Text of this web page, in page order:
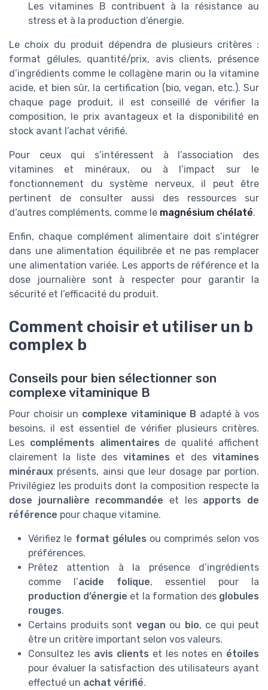
Les vitamines B contribuent à la résistance au
stress et à la production d’énergie.
Le choix du produit dépendra de plusieurs critères :
format gélules, quantité/prix, avis clients, présence
d’ingrédients comme le collagène marin ou la vitamine
acide, et bien sûr, la certification (bio, vegan, etc.). Sur
chaque page produit, il est conseillé de vérifier la
composition, le prix avantageux et la disponibilité en
stock avant l’achat vérifié.
Pour ceux qui s’intéressent à l’association des
vitamines et minéraux, ou à l’impact sur le
fonctionnement du système nerveux, il peut être
pertinent de consulter aussi des ressources sur
d’autres compléments, comme le magnésium chélaté.
Enfin, chaque complément alimentaire doit s’intégrer
dans une alimentation équilibrée et ne pas remplacer
une alimentation variée. Les apports de référence et la
dose journalière sont à respecter pour garantir la
sécurité et l’efficacité du produit.
Comment choisir et utiliser un b
complex b
Conseils pour bien sélectionner son
complexe vitaminique B
Pour choisir un complexe vitaminique B adapté à vos
besoins, il est essentiel de vérifier plusieurs critères.
Les compléments alimentaires de qualité affichent
clairement la liste des vitamines et desvitamines
minéraux présents, ainsi que leur dosage par portion.
Privilégiez les produits dont la composition respecte la
dose journalière recommandée et les apports de
référence pour chaque vitamine.
Vérifiez le format gélules ou comprimés selon vos
préférences.
Prêtez attention à la présence d’ingrédients
comme l’acide folique, essentiel pour la
production d’énergie et la formation des globules
rouges.
Certains produits sont vegan ou bio, ce qui peut
être un critère important selon vos valeurs.
Consultez les avis clients et les notes en étoiles
pour évaluer la satisfaction des utilisateurs ayant
effectué un achat vérifié.